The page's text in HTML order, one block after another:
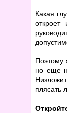
Какая
Поэтому
но еще
плясать